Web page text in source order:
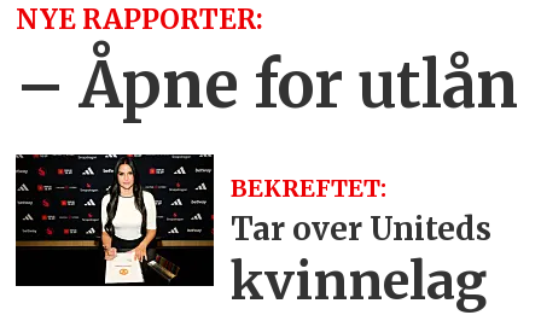
NYE RAPPORTER:
– Åpne for utlån
BEKREFTET:
Tar over Uniteds
kvinnelag